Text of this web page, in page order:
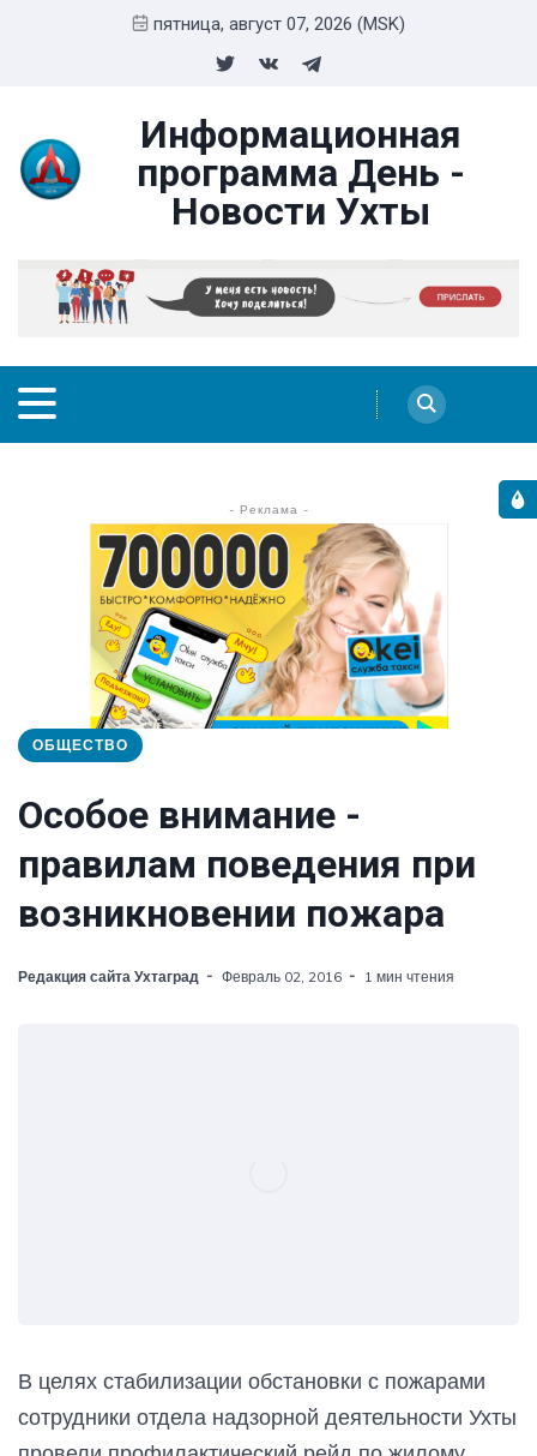
пятница, август 07, 2026 (MSK)
Информационная
программа День -
Новости Ухты
- Реклама -
ОБЩЕСТВО
Особое внимание -
правилам поведения при
возникновении пожара
Редакция сайта Ухтаград Февраль 02, 2016 1 мин чтения
В целях стабилизации обстановки с пожарами
сотрудники отдела надзорной деятельности Ухты